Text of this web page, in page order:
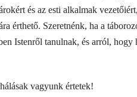
és az esti alkalmak
érthető. Szeretnénk, ha a
Istenről tanulnak, és arról, hogy
vagyunk értetek!